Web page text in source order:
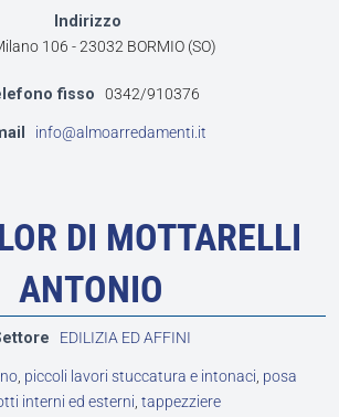
Indirizzo
106 - 23032 BORMIO (SO)
fisso 0342/910376
info@almoarredamenti.it
DI MOTTARELLI
ANTONIO
EDILIZIA ED AFFINI
, piccoli lavori stuccatura e intonaci, posa
interni ed esterni,tappezziere